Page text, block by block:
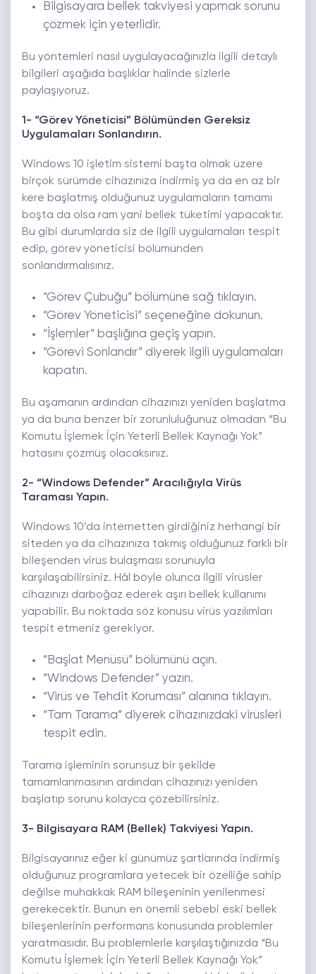
Bilgisayara bellek takviyesi yapmak sorunu
çözmek için yeterlidir.
Bu yöntemleri nasıl uygulayacağınızla ilgili detaylı
bilgileri aşağıda başlıklar halinde sizlerle
paylaşıyoruz.
1- “Görev Yöneticisi” Bölümünden Gereksiz
Uygulamaları Sonlandırın.
Windows 10 işletim sistemi başta olmak üzere
birçok sürümde cihazınıza indirmiş ya da en az bir
kere başlatmış olduğunuz uygulamaların tamamı
boşta da olsa ram yani bellek tüketimi yapacaktır.
Bu gibi durumlarda siz de ilgili uygulamaları tespit
edip, görev yöneticisi bölümünden
sonlandırmalısınız.
“Görev Çubuğu” bölümüne sağ tıklayın.
“Görev Yöneticisi” seçeneğine dokunun.
“İşlemler” başlığına geçiş yapın.
“Görevi Sonlandır” diyerek ilgili uygulamaları
kapatın.
Bu aşamanın ardından cihazınızı yeniden başlatma
ya da buna benzer bir zorunluluğunuz olmadan “Bu
Komutu İşlemek İçin Yeterli Bellek Kaynağı Yok”
hatasını çözmüş olacaksınız.
2- “Windows Defender” Aracılığıyla Virüs
Taraması Yapın.
Windows 10’da internetten girdiğiniz herhangi bir
siteden ya da cihazınıza takmış olduğunuz farklı bir
bileşenden virüs bulaşması sorunuyla
karşılaşabilirsiniz. Hâl böyle olunca ilgili virüsler
cihazınızı darboğaz ederek aşırı bellek kullanımı
yapabilir. Bu noktada söz konusu virüs yazılımları
tespit etmeniz gerekiyor.
“Başlat Menüsü” bölümünü açın.
“Windows Defender” yazın.
“Virüs ve Tehdit Koruması” alanına tıklayın.
“Tam Tarama” diyerek cihazınızdaki virüsleri
tespit edin.
Tarama işleminin sorunsuz bir şekilde
tamamlanmasının ardından cihazınızı yeniden
başlatıp sorunu kolayca çözebilirsiniz.
3- Bilgisayara RAM (Bellek) Takviyesi Yapın.
Bilgisayarınız eğer ki günümüz şartlarında indirmiş
olduğunuz programlara yetecek bir özelliğe sahip
değilse muhakkak RAM bileşeninin yenilenmesi
gerekecektir. Bunun en önemli sebebi eski bellek
bileşenlerinin performans konusunda problemler
yaratmasıdır. Bu problemlerle karşılaştığınızda “Bu
Komutu İşlemek İçin Yeterli Bellek Kaynağı Yok”